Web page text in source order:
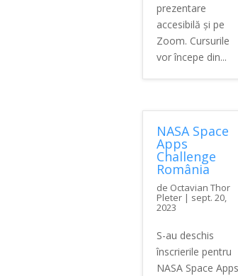
prezentare
accesibilă și pe
Zoom. Cursurile
vor începe din...
NASA Space
Apps
Challenge
România
de Octavian Thor
Pleter| sept. 20,
2023
S-au deschis
înscrierile pentru
NASA Space Apps